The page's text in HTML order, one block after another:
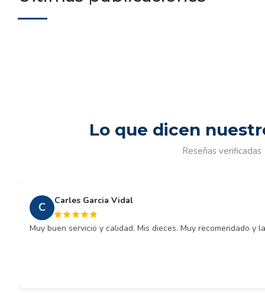
Lo que dicen
Reseñas verificadas
C Carles Garcia Vidal
Muy buen servicio y calidad. Mis dieces. Muy recomendado y